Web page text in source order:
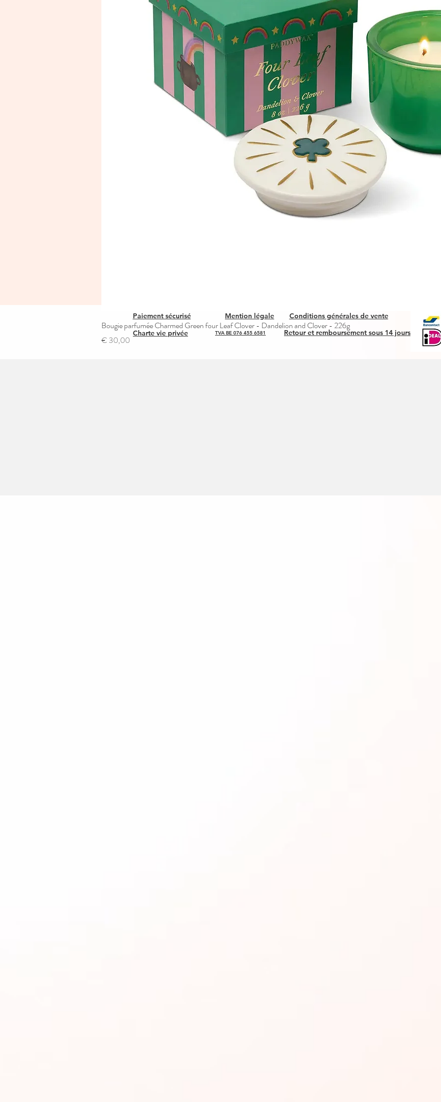
Snel overzicht
Bougie parfumée Charmed Green four Leaf Clover - Dandelion and Clover - 226g
Prijs
€ 30,00
Paiement sécurisé Mention légale
Conditions générales de vente
Charte vie privée
Retour et remboursement sous 14 jours
TVA BE 076 455 6581